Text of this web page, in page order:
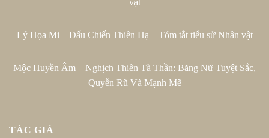
Lý Họa Mi – Đấu Chiến Thiên Hạ – Tóm tắt tiểu sử Nhân vật
Mộc Huyền Âm – Nghịch Thiên Tà Thần: Băng Nữ Tuyệt Sắc,
Quyễn Rũ Và Mạnh Mẽ
TÁC GIẢ